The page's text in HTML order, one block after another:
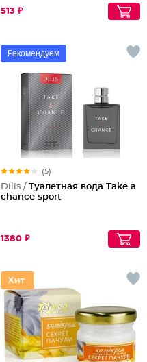
513 ₽
Рекомендуем
(5)
Dilis / Туалетная вода Take a
chance sport
1380 ₽